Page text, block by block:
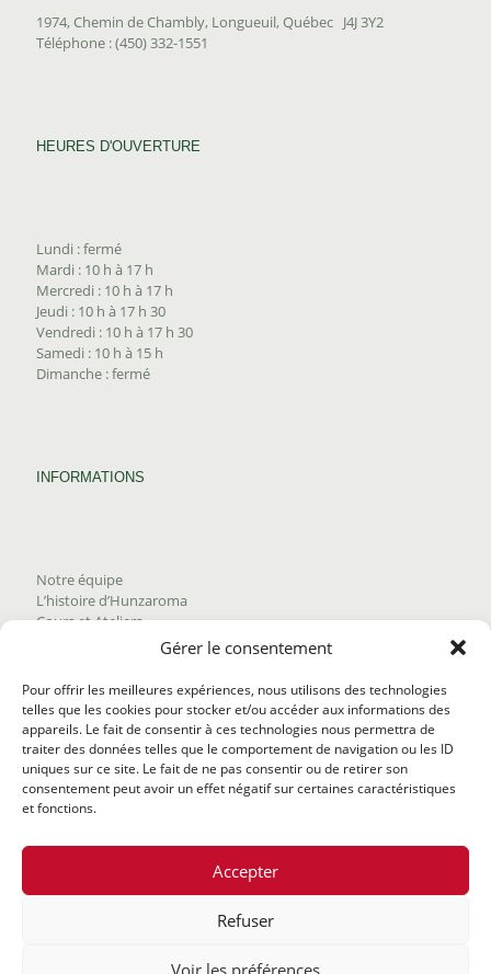
Gérer le consentement
Pour offrir les meilleures expériences, nous utilisons des technologies
telles que les cookies pour stocker et/ou accéder aux informations des
appareils. Le fait de consentir à ces technologies nous permettra de
traiter des données telles que le comportement de navigation ou les ID
uniques sur ce site. Le fait de ne pas consentir ou de retirer son
consentement peut avoir un effet négatif sur certaines caractéristiques
et fonctions.
Accepter
Refuser
Voir les préférences
1974, Chemin de Chambly, Longueuil, Québec J4J 3Y2
Téléphone : (450) 332-1551
HEURES D'OUVERTURE
Lundi : fermé
Mardi : 10 h à 17 h
Mercredi : 10 h à 17 h
Jeudi : 10 h à 17 h 30
Vendredi : 10 h à 17 h 30
Samedi : 10 h à 15 h
Dimanche : fermé
INFORMATIONS
Notre équipe
L’histoire d’Hunzaroma
Cours et Ateliers
Trouver nos produits
Politique de frais d'envoi
Termes et conditions
Politique de remboursement